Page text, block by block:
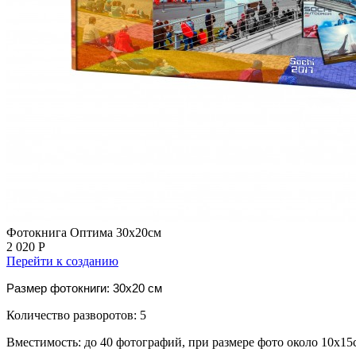
Фотокнига Оптима 30х20см
2 020 Р
Перейти к созданию
Размер фотокниги: 30x20 см
Количество разворотов: 5
Вместимость: до 40 фотографий, при размере фото около